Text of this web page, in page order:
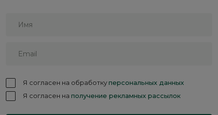
Я согласен на обработкуперсональных данных
Я согласен на получение рекламных рассылок